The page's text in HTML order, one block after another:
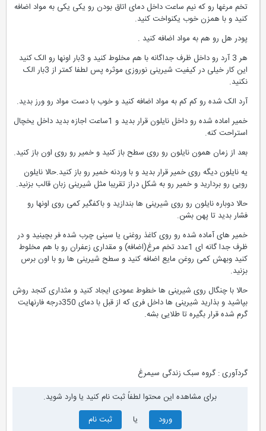
تخم مرغها رو که نیم ساعت داخل دمای اتاق بودن رو یکی یکی به مواد اضافه
کنید و با همزن خوب یکنواخت کنید.
پودر هل رو هم به مواد اضافه کنید .
هر 3 آرد رو داخل ظرف جداگانه با هم مخلوط کنید و 3بار اونها رو الک کنید
این کار خیلی در کیفیت شیرینی نوروزی موثره پس لطفا کمتر از 3بار الک
نکنید.
آرد الک شده رو کم کم به مواد اضافه کنید و خوب با دست مواد رو ورز بدید.
خمیر اماده شده رو داخل نایلون قرار بدید و 1ساعت اجازه بدید داخل یخچال
استراحت کنه.
بعد از زمان همون نایلون رو روی سطح باز کنید و خمیر رو روی اون باز کنید.
یه نایلون دیگه روی خمیر قرار بدید و با وردنه خمیر رو باز کنید.حالا نایلون
رویی رو بردارید و خمیر رو به شکل دراز تقریبا مثل شیرینی زبان قالب بزنید.
حالا دوباره نایلون رو روی شیرینی ها بندازید و باکفگیر کمی روی اونها رو
فشار بدید تا پهن بشن.
خمیر های آماده شده رو روی کاغذ روغنی یا سینی چرب شده فر بچینید و در
ظرف جدا گانه ای 1عدد تخم مرغ(اضافه) و مقداری زعفران رو با هم مخلوط
کنید وبهش کمی روغن مایع اضافه کنید و سطح شیرینی ها رو با اون برس
بزنید.
حالا با چنگال روی شیرینی ها خطوط عمودی ایجاد کنید و مثداری کنجد روش
بپاشید و بذارید شیرینی ها داخل فری که از قبل با دمای 350درجه فارنهایت
گرم شده قرار بگیره تا طلایی بشه.
گردآوری : گروه سبک زندگی سیمرغ
برای مشاهده این محتوا لطفاً ثبت نام کنید یا وارد شوید.
ورود
ثبت نام